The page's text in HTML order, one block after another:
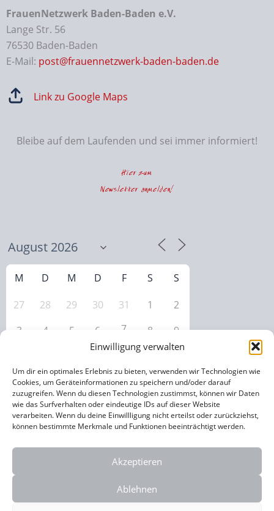
Einwilligung verwalten
Um dir ein optimales Erlebnis zu bieten, verwenden wir Technologien wie
Cookies, um Geräteinformationen zu speichern und/oder darauf
zuzugreifen. Wenn du diesen Technologien zustimmst, können wir Daten
wie das Surfverhalten oder eindeutige IDs auf dieser Website
verarbeiten. Wenn du deine Einwillligung nicht erteilst oder zurückziehst,
können bestimmte Merkmale und Funktionen beeinträchtigt werden.
Akzeptieren
Ablehnen
FrauenNetzwerk Baden-Baden e.V.
Lange Str. 56
76530 Baden-Baden
E-Mail: post@frauennetzwerk-baden-baden.de
Link zu Google Maps
Bleibe auf dem Laufenden und sei immer informiert!
Hier zum
Newsletter anmelden!
M D M D F S
S
27
28 29 30 31 1
2
3
4 5 6 7 8
9
14
17
18 19 20 21 22
23
24
25 26 27 28 29
30